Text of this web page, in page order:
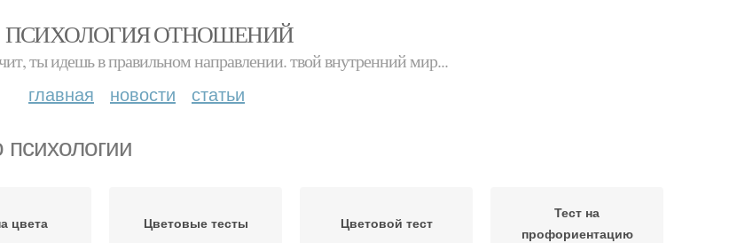
ПСИХОЛОГИЯ ОТНОШЕНИЙ
ты идешь в правильном направлении. твой внутренний мир...
главная новости статьи
цвета Цветовые тесты Цветовой тест
Тест на
профориентацию